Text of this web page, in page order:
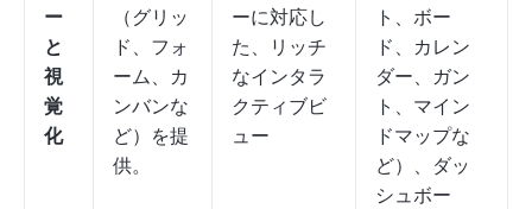
ー
と
視
覚
化
（グリッ
ド、フォ
ーム、カ
ンバンな
ど）を提
供。
ーに対応し
た、リッチ
なインタラ
クティブビ
ュー
ト、ボー
ド、カレン
ダー、ガン
ト、マイン
ドマップな
ど）、ダッ
シュボー